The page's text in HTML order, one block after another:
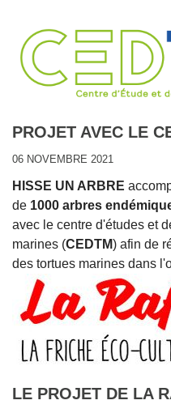
PROJET AVEC LE
06 NOVEMBRE 2021
HISSE UN ARBRE
de 1000 arbres
avec le centre d'études et
marines (CEDTM) afin de
des tortues marines dans
LE PROJET DE LA